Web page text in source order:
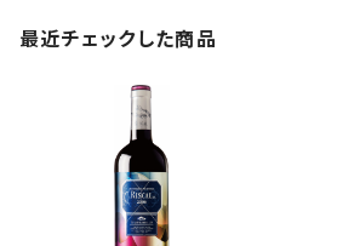
最近チェックした商品